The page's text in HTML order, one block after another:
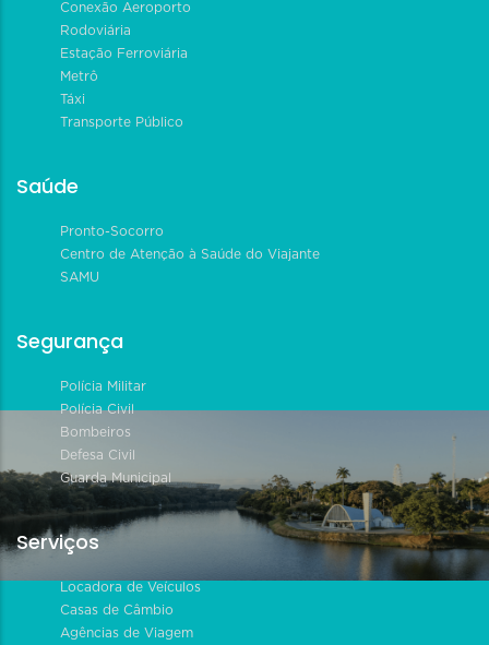
Conexão Aeroporto
Rodoviária
Estação Ferroviária
Metrô
Táxi
Transporte Público
Saúde
Pronto-Socorro
Centro de Atenção à Saúde do Viajante
SAMU
Segurança
Polícia Militar
Polícia Civil
Bombeiros
Defesa Civil
Guarda Municipal
Serviços
Locadora de Veículos
Casas de Câmbio
Agências de Viagem